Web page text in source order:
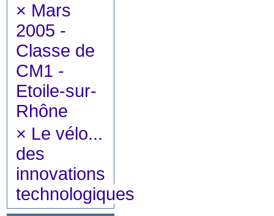
× Mars
2005 -
Classe de
CM1 -
Etoile-sur-
Rhône
× Le vélo...
des
innovations
technologiques